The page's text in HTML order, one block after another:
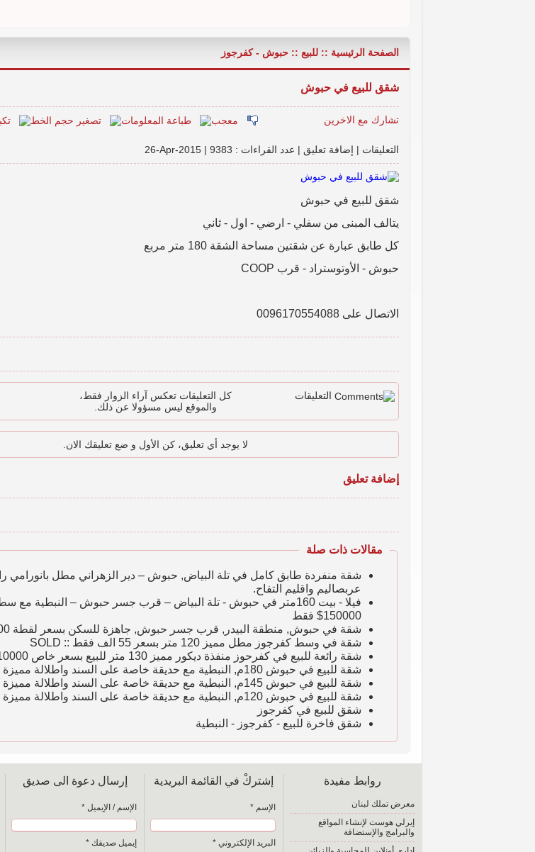
شقة مع حديقة تقسيط على 30 ششر - عربصاليم - جرجوع,
الصفحة الرئيسية :: للبيع :: حبوش - كفرجوز
شقق للبيع في حبوش
تشارك مع الاخرين
26-Apr-2015 | التعليقات | إضافة تعليق | عدد القراءات : 9383
شقق للبيع في حبوش
يتالف المبنى من سفلي - ارضي - اول - ثاني
كل طابق عبارة عن شقتين مساحة الشقة 180 متر مربع
حبوش - الأوتوستراد - قرب COOP
الاتصال على 0096170554088
التعليقات
كل التعليقات تعكس آراء الزوار فقط،
والموقع ليس مسؤولا عن ذلك.
لا يوجد أي تعليق، كن الأول و ضع تعليقك الان.
إضافة تعليق
مقالات ذات صلة
شقة منفردة طابق كامل في تلة البياض, حبوش – دير الزهراني مطل بانورامي
عربصاليم واقليم التفاح.
فيلا - بيت 160متر في حبوش - تلة البياض – قرب جسر حبوش – النبطية مع
150000$ فقط
شقة في حبوش, منطقة البيدر, قرب جسر حبوش, جاهزة للسكن بسعر لقطة 75000 دولار فقط
شقة في وسط كفرجوز مطل مميز 120 متر بسعر 55 الف فقط :: SOLD
شقة رائعة للبيع في كفرحوز منفذة ديكور مميز 130 متر للبيع بسعر خاص 110000 دولار فقط
شقة للبيع في حبوش 180م, النبطية مع حديقة خاصة على السند واطلالة مميزة
شقة للبيع في حبوش 145م, النبطية مع حديقة خاصة على السند واطلالة مميزة
شقة للبيع في حبوش 120م, النبطية مع حديقة خاصة على السند واطلالة مميزة
شقق للبيع في كفرجوز
شقق فاخرة للبيع - كفرجوز - النبطية
روابط مفيدة
معرض تملك لبنان
إيرلي هوست لإنشاء المواقع
والبرامج والإستضافة
إشتركْ في القائمة البريدية
الإسم *
البريد الإلكتروني *
إرسال دعوة الى صديق
الإسم / الإيميل *
إيميل صديقك *